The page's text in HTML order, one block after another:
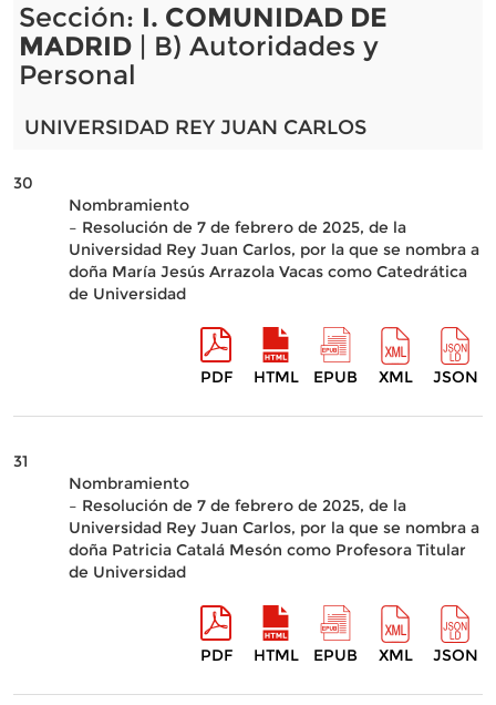
Sección: I. COMUNIDAD DE
MADRID| B) Autoridades y
Personal
UNIVERSIDAD REY JUAN CARLOS
30
Nombramiento
– Resolución de 7 de febrero de 2025, de la
Universidad Rey Juan Carlos, por la que se nombra a
doña María Jesús Arrazola Vacas como Catedrática
de Universidad
PDF HTML EPUB XML JSON
31
Nombramiento
– Resolución de 7 de febrero de 2025, de la
Universidad Rey Juan Carlos, por la que se nombra a
doña Patricia Catalá Mesón como Profesora Titular
de Universidad
PDF HTML EPUB XML JSON